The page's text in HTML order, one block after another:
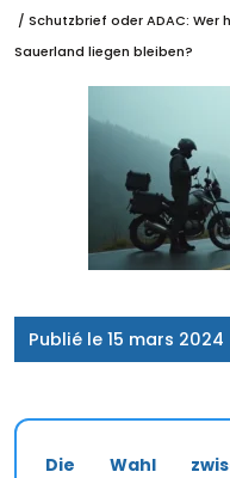
/ Schutzbrief oder ADAC: Wer
Sauerland liegen bleiben?
Publié le 15 mars 2024
Die Wahl